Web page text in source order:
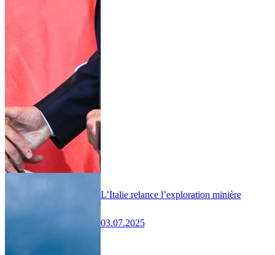
L’Italie relance l’exploration minière
03.07.2025